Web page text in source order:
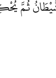
ثُمَّ